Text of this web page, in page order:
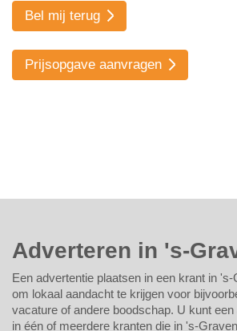
Bel mij terug
Prijsopgave aanvragen
Adverteren in 's-
Een advertentie plaatsen in een krant in
om lokaal aandacht te krijgen voor
vacature of andere boodschap. U kunt
in één of meerdere kranten die in 's-